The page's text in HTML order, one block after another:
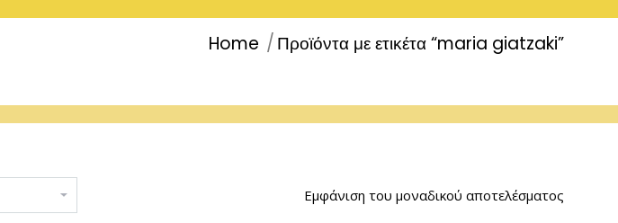
You are here:
Home Προϊόντα με ετικέτα “maria giatzaki”
Εμφάνιση του μοναδικού αποτελέσματος